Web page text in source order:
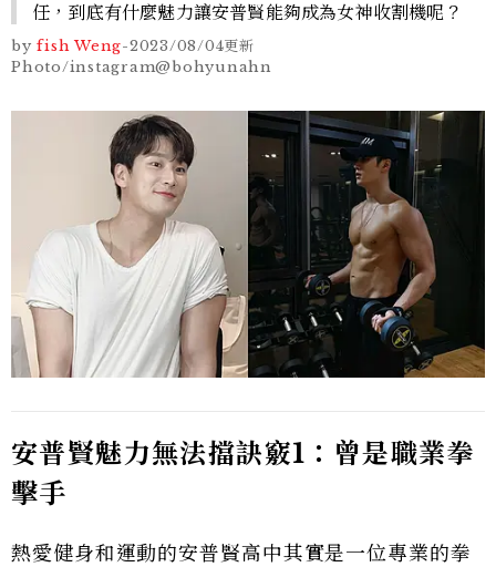
任，到底有什麼魅力讓安普賢能夠成為女神收割機呢？
by fish Weng-2023/08/04更新
Photo/instagram@bohyunahn
安普賢魅力無法擋訣竅1：曾是職業拳
擊手
熱愛健身和運動的安普賢高中其實是一位專業的拳